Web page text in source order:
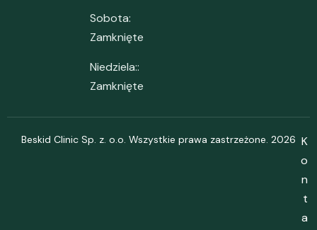
Sobota:
Zamknięte
Niedziela::
Zamknięte
Beskid Clinic Sp. z. o.o. Wszystkie prawa zastrzeżone. 2026 K
o
n
t
a